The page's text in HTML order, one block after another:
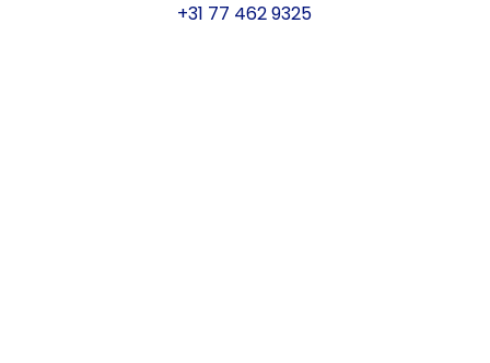
+31 77 462 9325